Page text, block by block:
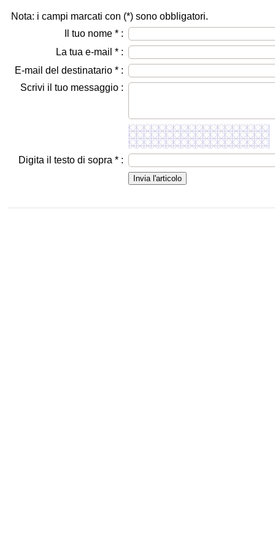
Nota: i campi marcati con (*) sono obbligatori.
Il tuo nome * :
La tua e-mail * :
E-mail del destinatario * :
Scrivi il tuo messaggio :
Digita il testo di sopra * :